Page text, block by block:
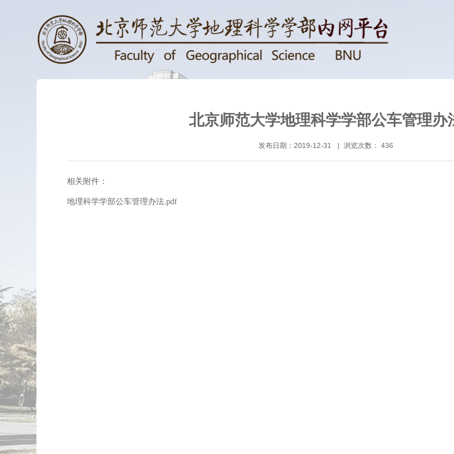
北京师范大学地理科学学部公车管理办
发布日期：2019-12-31 | 浏览次数： 436
相关附件：
地理科学学部公车管理办法.pdf